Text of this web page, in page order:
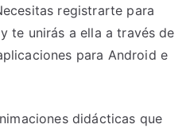
registrarte para
te unirás a ella a través de
para Android e
didácticas que